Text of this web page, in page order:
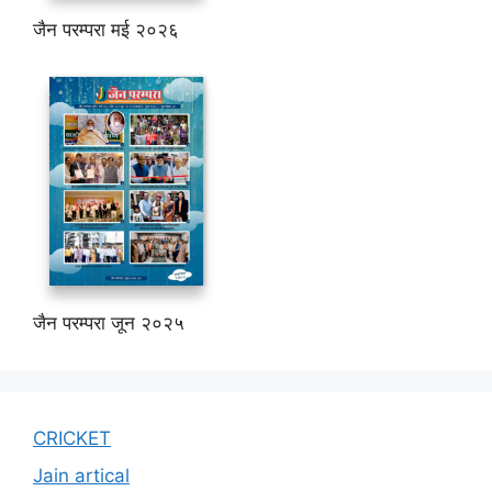
जैन परम्परा मई २०२६
जैन परम्परा जून २०२५
CRICKET
Jain artical